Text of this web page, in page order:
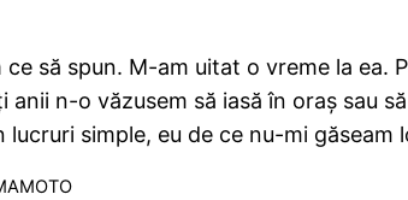
să spun. M-am uitat o vreme la ea.
n-o văzusem să iasă în oraș sau
lucruri simple, eu de ce nu-mi găseam